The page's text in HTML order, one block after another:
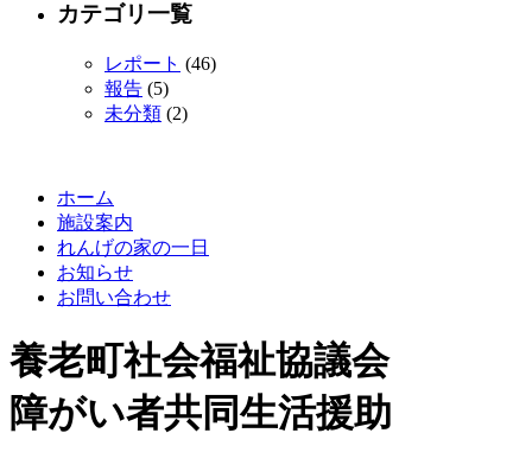
別
カテゴリ一覧
レポート (46)
報告 (5)
未分類 (2)
ホーム
施設案内
れんげの家の一日
お知らせ
お問い合わせ
養老町社会福祉協議会
障がい者共同生活援助